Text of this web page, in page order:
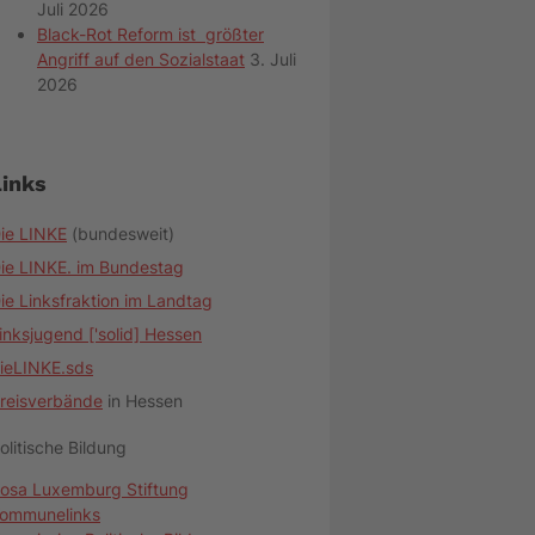
Juli 2026
Black-Rot Reform ist größter
Angriff auf den Sozialstaat 3. Juli
2026
LINKE (bundesweit)
LINKE. im Bundestag
Linksfraktion im Landtag
['solid] Hessen
in Hessen
Bildung
Luxemburg Stiftung